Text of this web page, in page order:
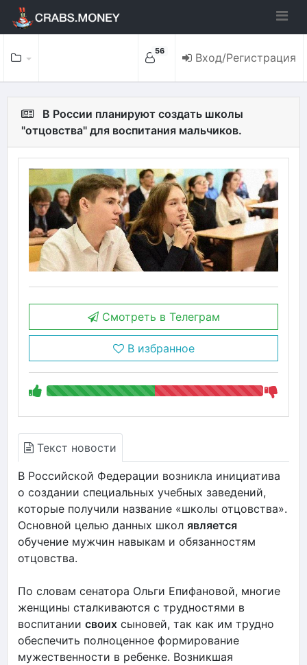
56 Вход/Регистрация
В России планируют создать школы
"отцовства" для воспитания мальчиков.
Смотреть в Телеграм
В избранное
Текст новости
В Российской Федерации возникла инициатива
о создании специальных учебных заведений,
которые получили название «школы отцовства».
Основной целью данных школ является
обучение мужчин навыкам и обязанностям
отцовства.
По словам сенатора Ольги Епифановой, многие
женщины сталкиваются с трудностями в
воспитании своих сыновей, так как им трудно
обеспечить полноценное формирование
мужественности в ребенке. Возникшая